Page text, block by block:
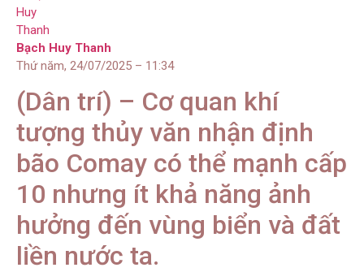
Bạch Huy Thanh
Thứ năm, 24/07/2025 – 11:34
(Dân trí) – Cơ quan khí
tượng thủy văn nhận định
bão Comay có thể mạnh cấp
10 nhưng ít khả năng ảnh
hưởng đến vùng biển và đất
liền nước ta.